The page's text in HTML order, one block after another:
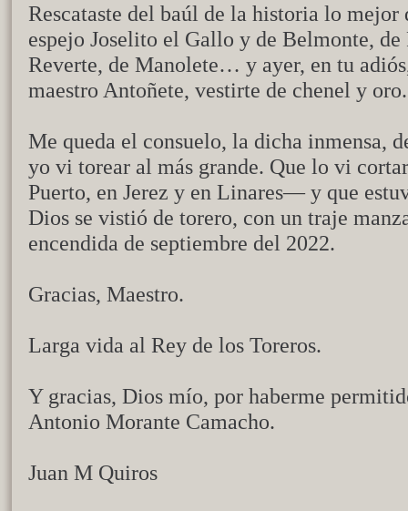
Rescataste del baúl de la historia lo
espejo Joselito el Gallo y de Belmonte,
Reverte, de Manolete… y ayer, en tu
maestro Antoñete, vestirte de chenel y oro.
Me queda el consuelo, la dicha inmensa,
yo vi torear al más grande. Que lo vi
Puerto, en Jerez y en Linares— y que
Dios se vistió de torero, con un traje
encendida de septiembre del 2022.
Gracias, Maestro.
Larga vida al Rey de los Toreros.
Y gracias, Dios mío, por haberme
Antonio Morante Camacho.
Juan M Quiros